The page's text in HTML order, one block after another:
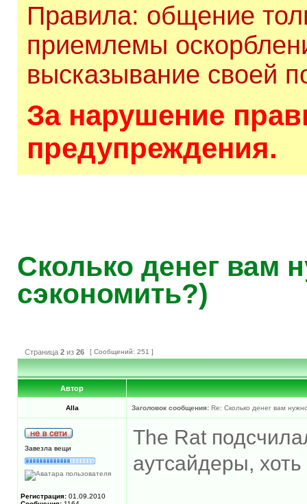
Правила: общение
приемлемы
высказывание своей
За нарушение
предупреждения.
Сколько денег вам
сэкономить?)
Страница 2 из 26 [ Сообщений: 251 ]
Автор
Alla Заголовок сообщения: Re: Сколько денег вам
Завезла вещи
Регистрация: 01.09.2010
The Rat
аутсайдеры,